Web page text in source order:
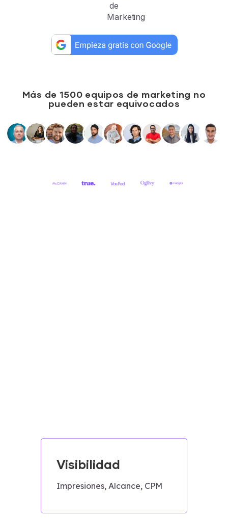
de
Marketing
Más de 1500 equipos de marketing no
pueden estar equivocados
Visibilidad
Impresiones, Alcance, CPM